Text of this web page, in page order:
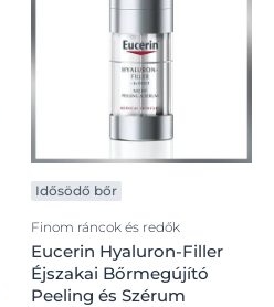
Idősödő bőr
Finom ráncok és redők
Eucerin Hyaluron-Filler
Éjszakai Bőrmegújító
Peeling és Szérum